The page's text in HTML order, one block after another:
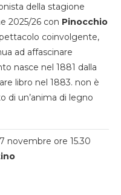
della stagione
2025/26 con Pinocchio
coinvolgente,
ad affascinare
nasce nel 1881 dalla
libro nel 1883. non è
di un’anima di legno
novembre ore 15.30